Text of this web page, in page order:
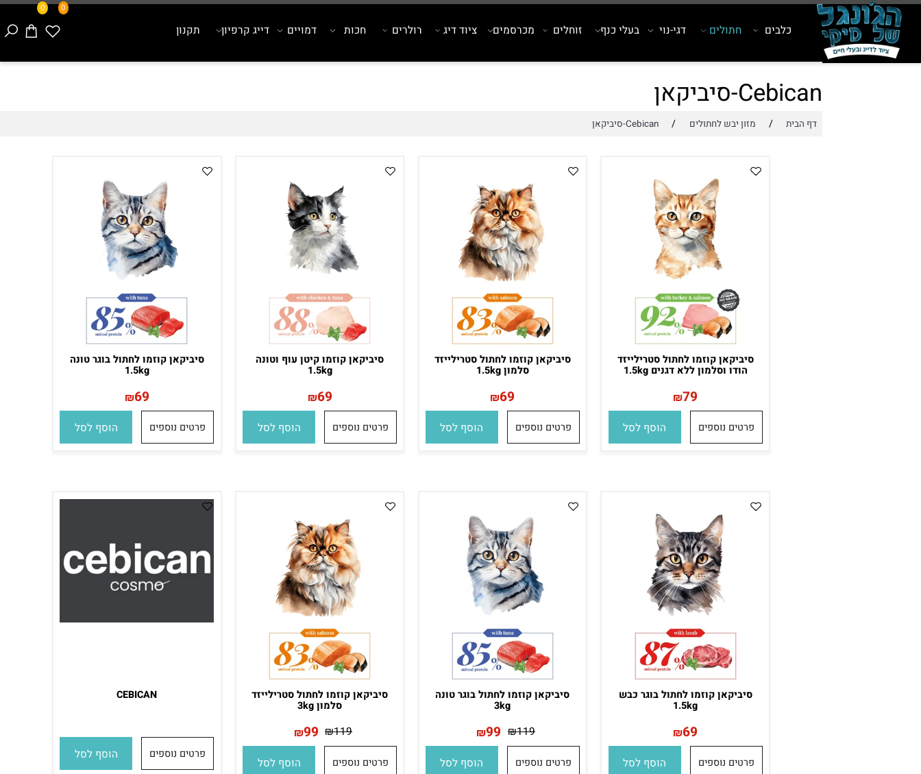
0 0
כלבים חתולים דגי-נוי בעלי כנף זוחלים מכרסמים ציוד דיג רולרים חכות דמויים דייג קרפיון תקנון
Cebican-סיביקאן
/ מזון יבש לחתולים / Cebican-סיביקאן
סיביקאן קוזמו לחתול סטרילייזד
₪79
פרטים נוספים הוסף לסל
סיביקאן קוזמו לחתול סטרילייזד
₪69
פרטים נוספים הוסף לסל
סיביקאן קוזמו קיטן עוף וטונה
₪69
פרטים נוספים הוסף לסל
סיביקאן קוזמו לחתול בוגר טונה
₪ 69
פרטים נוספים הוסף לסל
סיביקאן קוזמו לחתול בוגר כבש
₪69
סיביקאן קוזמו לחתול בוגר טונה
3kg
₪119
99
סיביקאן קוזמו לחתול סטרילייזד
סלמון 3kg
₪119